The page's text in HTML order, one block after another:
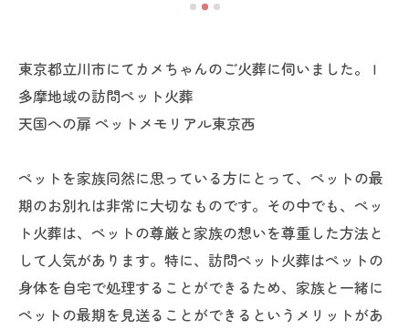
東京都立川市にてカメちゃんのご火葬に伺いました。 |
多摩地域の訪問ペット火葬
天国への扉 ペットメモリアル東京西
ペットを家族同然に思っている方にとって、ペットの最
期のお別れは非常に大切なものです。その中でも、ペッ
ト火葬は、ペットの尊厳と家族の想いを尊重した方法と
して人気があります。特に、訪問ペット火葬はペットの
身体を自宅で処理することができるため、家族と一緒に
ペットの最期を見送ることができるというメリットがあ